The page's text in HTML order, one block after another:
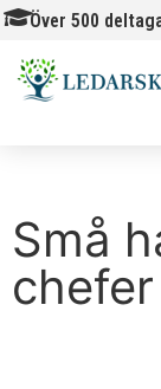
Över 500
Små